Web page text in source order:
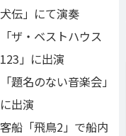
犬伝」にて演奏
「ザ・ベストハウス
123」に出演
「題名のない音楽会」
に出演
客船「飛鳥2」で船内